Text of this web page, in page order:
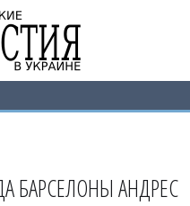
БАРСЕЛОНЫ АНДРЕС